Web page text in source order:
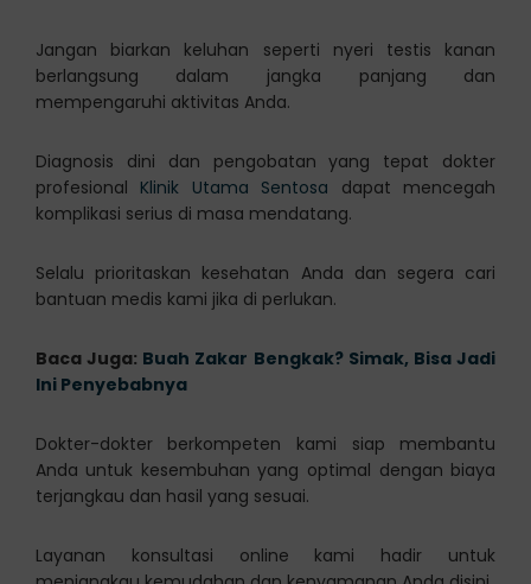
Jangan biarkan keluhan seperti nyeri testis kanan
berlangsung dalam jangka panjang dan
mempengaruhi aktivitas Anda.
Diagnosis dini dan pengobatan yang tepat dokter
profesional Klinik Utama Sentosa dapat mencegah
komplikasi serius di masa mendatang.
Selalu prioritaskan kesehatan Anda dan segera cari
bantuan medis kami jika di perlukan.
Baca Juga: Buah Zakar Bengkak? Simak, Bisa Jadi
Ini Penyebabnya
Dokter-dokter berkompeten kami siap membantu
Anda untuk kesembuhan yang optimal dengan biaya
terjangkau dan hasil yang sesuai.
Layanan konsultasi online kami hadir untuk